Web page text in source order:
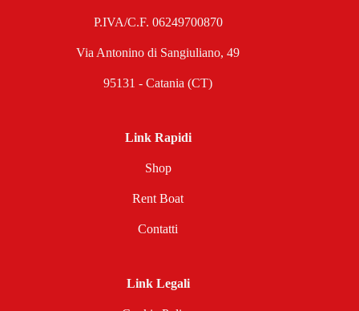
P.IVA/C.F. 06249700870
Via Antonino di Sangiuliano, 49
95131 - Catania (CT)
Link Rapidi
Shop
Rent Boat
Contatti
Link Legali